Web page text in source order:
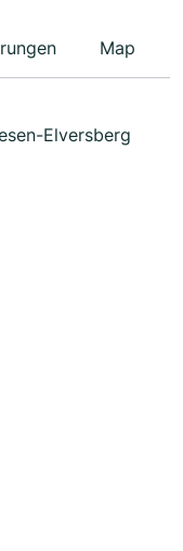
Map
Elversberg